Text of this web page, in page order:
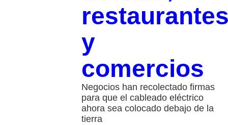
y
comercios
Negocios han recolectado firmas
para que el cableado eléctrico
ahora sea colocado debajo de la
tierra